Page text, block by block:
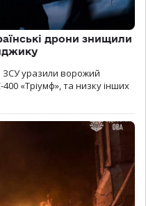
дрони знищили
ЗСУ уразили ворожий
«Тріумф», та низку інших